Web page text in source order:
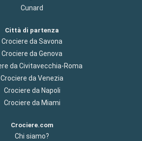
Cunard
Città di partenza
Crociere da Savona
Crociere da Genova
da Civitavecchia-Roma
Crociere da Venezia
Crociere da Napoli
Crociere da Miami
Crociere.com
Chi siamo?